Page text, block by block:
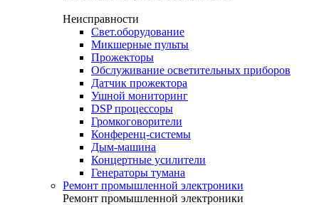
Неисправности
Свет.оборудование
Микшерные пульты
Прожекторы
Обслуживание осветительных приборов
Датчик прожектора
Ушной мониторинг
DSP процессоры
Громкоговорители
Конференц-системы
Дым-машина
Концертные усилители
Генераторы тумана
Ремонт промышленной электроники
Ремонт промышленной электроники